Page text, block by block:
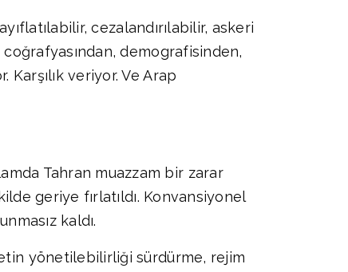
cezalandırılabilir, askeri
demografisinden,
veriyor. Ve Arap
Tahran muazzam bir zarar
geriye fırlatıldı. Konvansiyonel
kaldı.
yönetilebilirliği sürdürme, rejim